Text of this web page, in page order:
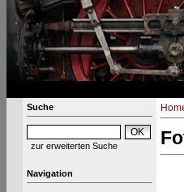
Suche
zur erweiterten Suche
Navigation